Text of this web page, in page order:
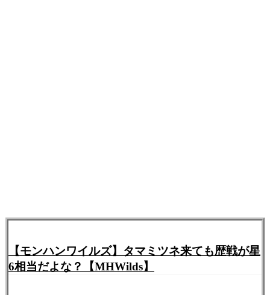
【モンハンワイルズ】タマミツネ来ても歴戦が星
6相当だよな？【MHWilds】